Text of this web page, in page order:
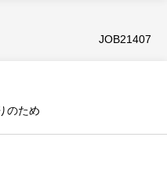
JOB21407
のため